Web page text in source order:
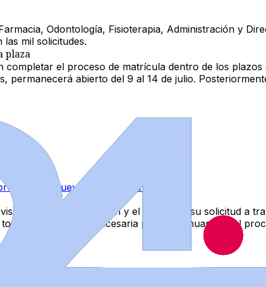
Odontología, Fisioterapia, Administración y
mil solicitudes.
plaza
completar el proceso de matrícula dentro de los
permanecerá abierto del 9 al 14 de julio.
su nuevo grado de Veterinaria
las listas de admisión y el estado de su solicitud a
la información necesaria para continuar con el